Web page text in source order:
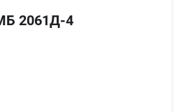
2061Д-4